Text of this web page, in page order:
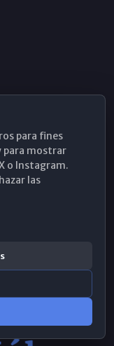
para fines
para mostrar
o Instagram.
las